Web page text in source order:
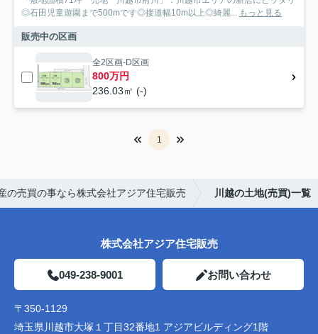
◎石田児童遊園まで500mです◎接道幅10m以上◎綺麗... もっと見る
販売中の区画
全2区画-D区画
800万円
236.03㎡ (-)
1
の売買の事なら株式会社アジア住宅販売 川越の土地(売買)一覧
株式会社アジア住宅販売
049-238-9001 お問い合わせ
〒350-1129
埼玉県川越市大塚１丁目32番地1 アジアビルディング1階